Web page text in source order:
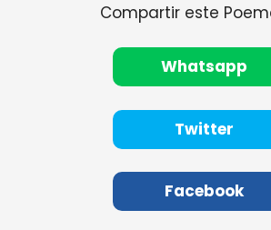
Compartir este
Whatsapp
Twitter
Facebook